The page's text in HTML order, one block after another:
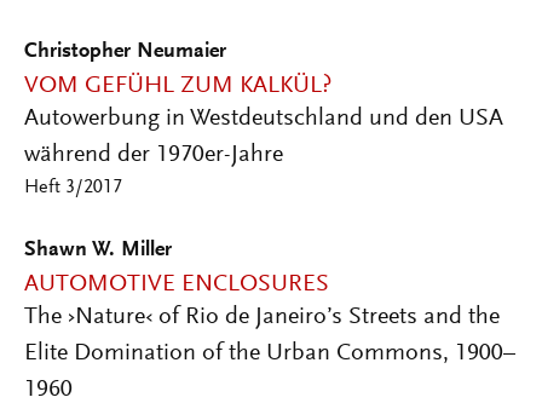
Christopher Neumaier
VOM GEFÜHL ZUM KALKÜL?
Autowerbung in Westdeutschland und den USA
während der 1970er-Jahre
Heft 3/2017
Shawn W. Miller
AUTOMOTIVE ENCLOSURES
The ›Nature‹ of Rio de Janeiro’s Streets and the
Elite Domination of the Urban Commons, 1900–
1960